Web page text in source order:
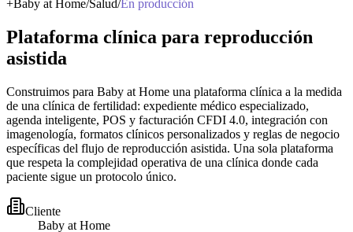
+Baby at Home/Salud/En producción
Plataforma clínica para reproducción
asistida
Construimos para Baby at Home una plataforma clínica a la medida
de una clínica de fertilidad: expediente médico especializado,
agenda inteligente, POS y facturación CFDI 4.0, integración con
imagenología, formatos clínicos personalizados y reglas de negocio
específicas del flujo de reproducción asistida. Una sola plataforma
que respeta la complejidad operativa de una clínica donde cada
paciente sigue un protocolo único.
Cliente
Baby at Home